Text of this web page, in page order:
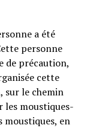
a été
personne
de précaution,
cette
sur le chemin
les moustiques-
moustiques, en